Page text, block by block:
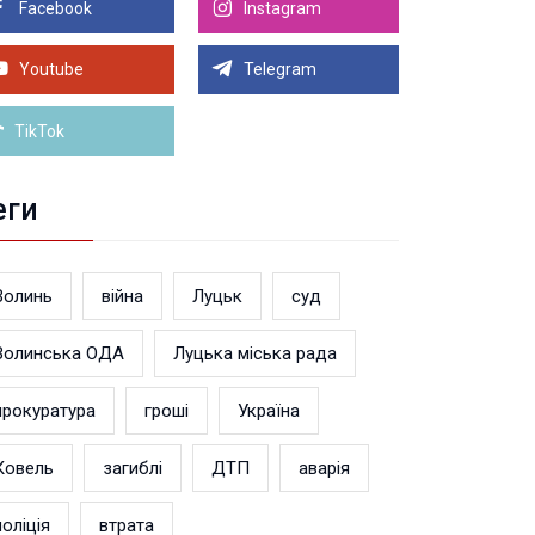
у суді довів незаконність поновлення
обліку
Facebook Instagram
Youtube Telegram
TikTok
війна Луцьк суд
ОДА Луцька міська рада
гроші Україна
загиблі ДТП аварія
втрата